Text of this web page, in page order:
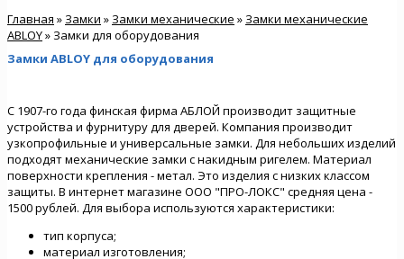
Главная » Замки » Замки механические » Замки механические
ABLOY» Замки для оборудования
Замки ABLOY для оборудования
С 1907-го года финская фирма АБЛОЙ производит защитные
устройства и фурнитуру для дверей. Компания производит
узкопрофильные и универсальные замки. Для небольших изделий
подходят механические замки с накидным ригелем. Материал
поверхности крепления - метал. Это изделия с низких классом
защиты. В интернет магазине ООО "ПРО-ЛОКС" средняя цена -
1500 рублей. Для выбора используются характеристики:
тип корпуса;
материал изготовления;